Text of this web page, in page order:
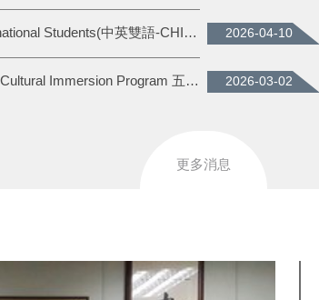
外籍生手冊 Handbook for International Students(中英雙語-CHINESE&ENGLISH VER.) 2026-04-10
2026.03.17 LPU–Laguna 5-day Cultural Immersion Program 五天之文化體驗交流活動 2026-03-02
更多消息